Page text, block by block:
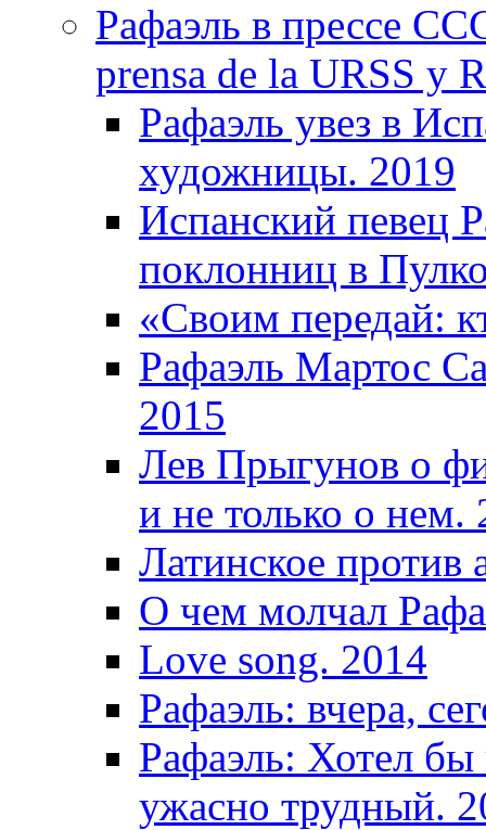
Рафаэль в прессе
prensa de la URSS y
Рафаэль увез в
художницы. 2019
Испанский певец
поклонниц в
«Своим передай:
Рафаэль Мартос
2015
Лев Прыгунов о
и не только о нем.
Латинское против
О чем молчал
Love song. 2014
Рафаэль: вчера,
Рафаэль: Хотел
ужасно трудный.